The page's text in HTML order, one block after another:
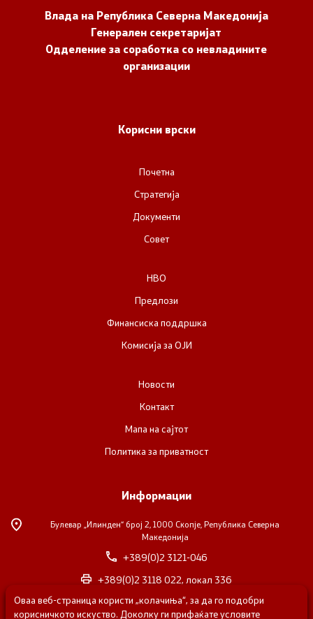
Влада на Република Северна Македонија
Генерален секретаријат
Одделение за соработка со невладините
организации
Корисни врски
Почетна
Стратегија
Документи
Совет
НВО
Предлози
Финансиска поддршка
Комисија за ОЈИ
Новости
Контакт
Мапа на сајтот
Политика за приватност
Информации
Булевар „Илинден“ број 2, 1000 Скопје, Република Северна
Македонија
+389(0)2 3121-046
+389(0)2 3118 022, локал 336
nvosorabotka@gs.gov.mk
Оваа веб-страница користи „колачиња“, за да го подобри
корисничкото искуство. Доколку ги прифаќате условите